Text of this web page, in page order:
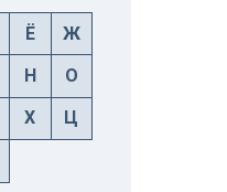
Ё Ж
Н О
Х Ц